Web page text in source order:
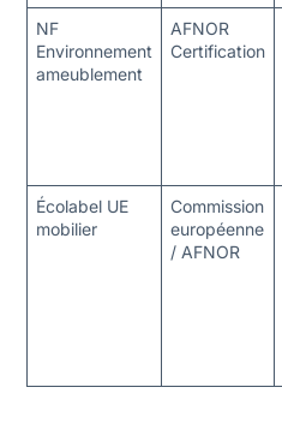
NF
Environnement
ameublement
AFNOR
Certification
Écolabel UE
mobilier
Commission
européenne
/ AFNOR